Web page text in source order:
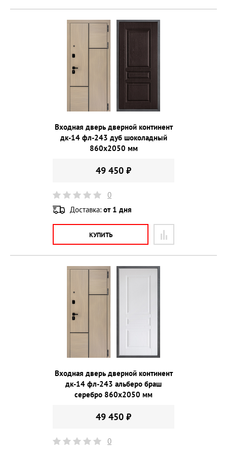
Входная дверь дверной континент
дк-14 фл-243 дуб шоколадный
860х2050 мм
49 450 ₽
0
Доставка: от 1 дня
КУПИТЬ
Входная дверь дверной континент
дк-14 фл-243 альберо браш
серебро 860х2050 мм
49 450 ₽
0